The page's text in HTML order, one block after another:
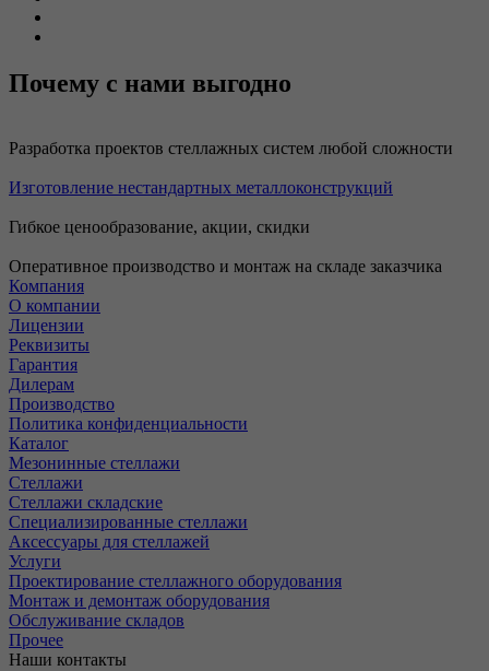
Почему с нами выгодно
Разработка проектов стеллажных систем любой сложности
Изготовление нестандартных металлоконструкций
Гибкое ценообразование, акции, скидки
Оперативное производство и монтаж на складе заказчика
Компания
О компании
Лицензии
Реквизиты
Гарантия
Дилерам
Производство
Политика конфиденциальности
Каталог
Мезонинные стеллажи
Стеллажи
Стеллажи складские
Специализированные стеллажи
Аксессуары для стеллажей
Услуги
Проектирование стеллажного оборудования
Монтаж и демонтаж оборудования
Обслуживание складов
Прочее
Наши контакты